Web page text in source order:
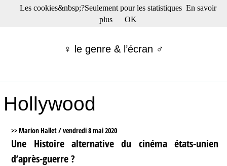
☰ Menu
Films récents
Tribunes
Bloc-notes
S’abonner à la Lettre !
♀ le genre & l’écran ♂
Hollywood
>> Marion Hallet /vendredi 8 mai 2020
Une Histoire alternative du cinéma états-unien
d’après-guerre ?
Les cookies&nbsp;?Seulement pour les statistiques En savoir
plus
OK